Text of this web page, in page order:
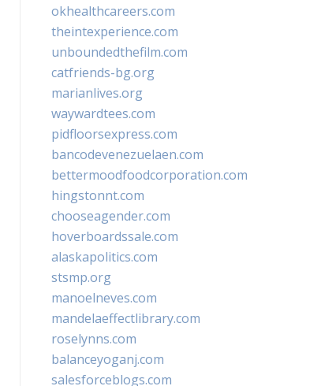
okhealthcareers.com
theintexperience.com
unboundedthefilm.com
catfriends-bg.org
marianlives.org
waywardtees.com
pidfloorsexpress.com
bancodevenezuelaen.com
bettermoodfoodcorporation.com
hingstonnt.com
chooseagender.com
hoverboardssale.com
alaskapolitics.com
stsmp.org
manoelneves.com
mandelaeffectlibrary.com
roselynns.com
balanceyoganj.com
salesforceblogs.com